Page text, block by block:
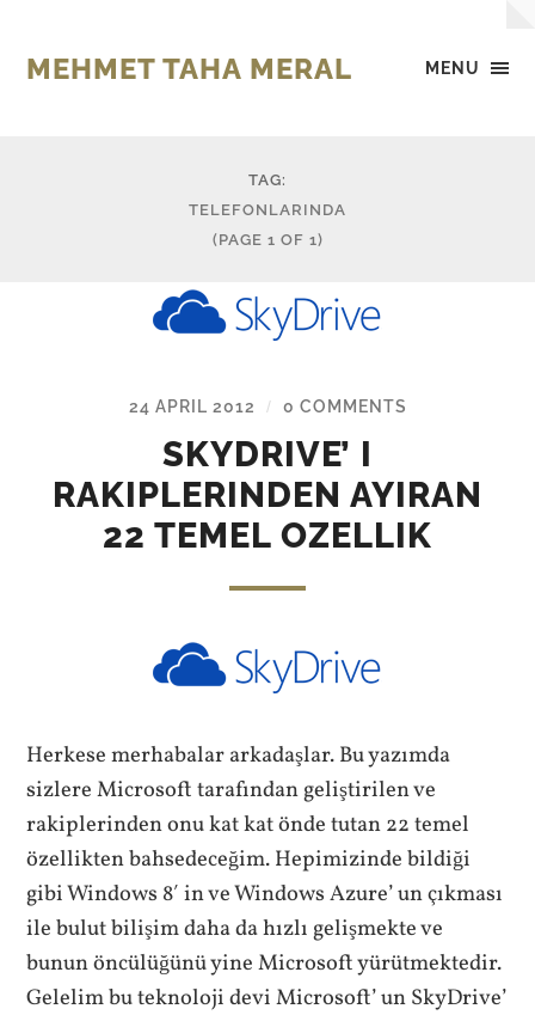
MENU
MEHMET TAHA MERAL
TAG:
TELEFONLARINDA
(PAGE 1 OF 1)
24 APRIL 2012 / 0 COMMENTS
SKYDRIVE’ I
RAKIPLERINDEN AYIRAN
22 TEMEL OZELLIK
Herkese merhabalar arkadaşlar. Bu yazımda
sizlere Microsoft tarafından geliştirilen ve
rakiplerinden onu kat kat önde tutan 22 temel
özellikten bahsedeceğim. Hepimizinde bildiği
gibi Windows 8′ in ve Windows Azure’ un çıkması
ile bulut bilişim daha da hızlı gelişmekte ve
bunun öncülüğünü yine Microsoft yürütmektedir.
Gelelim bu teknoloji devi Microsoft’ un SkyDrive’